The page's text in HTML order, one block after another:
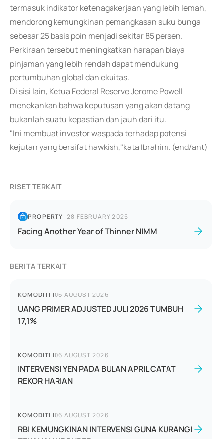
termasuk indikator ketenagakerjaan yang lebih lemah,
mendorong kemungkinan pemangkasan suku bunga
sebesar 25 basis poin menjadi sekitar 85 persen.
Perkiraan tersebut meningkatkan harapan biaya
pinjaman yang lebih rendah dapat mendukung
pertumbuhan global dan ekuitas.
Di sisi lain, Ketua Federal Reserve Jerome Powell
menekankan bahwa keputusan yang akan datang
bukanlah suatu kepastian dan jauh dari itu.
"Ini membuat investor waspada terhadap potensi
kejutan yang bersifat hawkish,"kata Ibrahim. (end/ant)
RISET TERKAIT
PROPERTY|28 FEBRUARY 2025
Facing Another Year of Thinner NIMM
BERITA TERKAIT
KOMODITI |06 AUGUST 2026
UANG PRIMER ADJUSTED JULI 2026 TUMBUH
17,1%
KOMODITI |06 AUGUST 2026
INTERVENSI YEN PADA BULAN APRIL CATAT
REKOR HARIAN
KOMODITI |06 AUGUST 2026
RBI KEMUNGKINAN INTERVENSI GUNA KURANGI